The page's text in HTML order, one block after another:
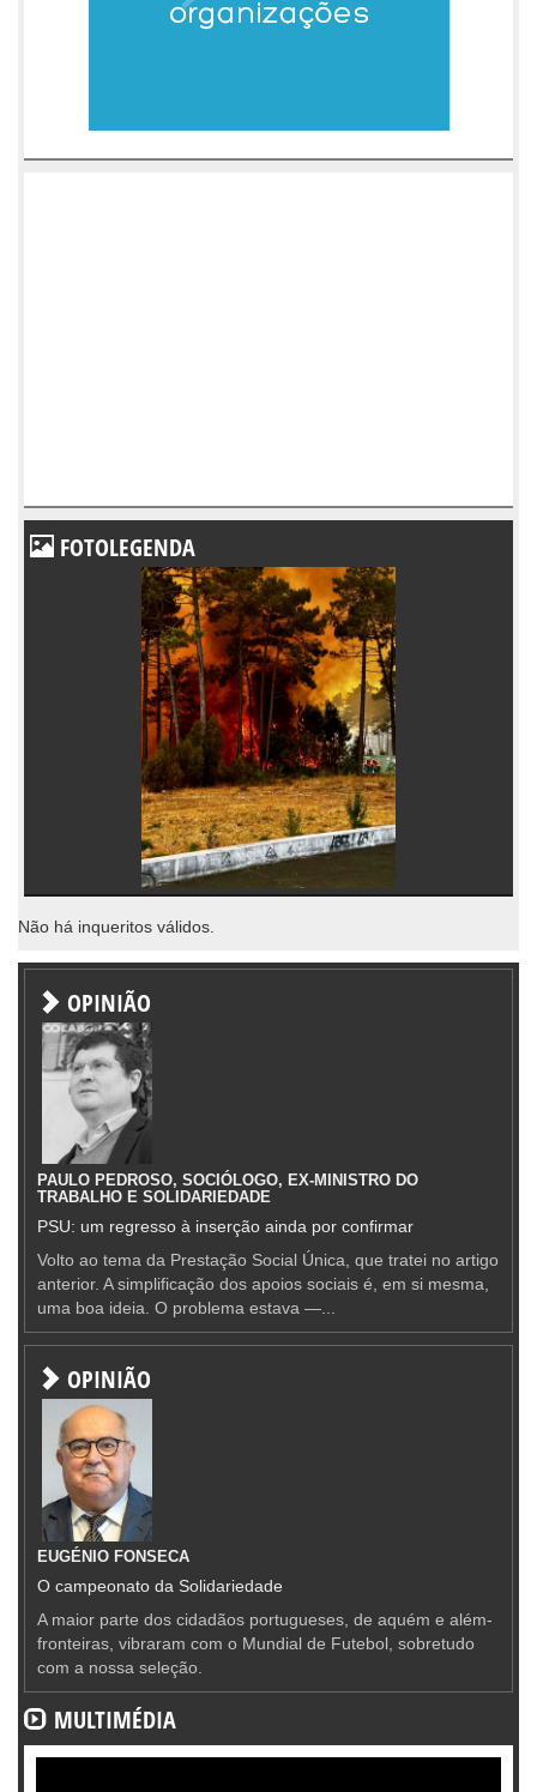
FOTOLEGENDA
Não há inqueritos válidos.
OPINIÃO
PAULO PEDROSO, SOCIÓLOGO, EX-MINISTRO DO
TRABALHO E SOLIDARIEDADE
PSU: um regresso à inserção ainda por confirmar
Volto ao tema da Prestação Social Única, que tratei no artigo
anterior. A simplificação dos apoios sociais é, em si mesma,
uma boa ideia. O problema estava —...
OPINIÃO
EUGÉNIO FONSECA
O campeonato da Solidariedade
A maior parte dos cidadãos portugueses, de aquém e além-
fronteiras, vibraram com o Mundial de Futebol, sobretudo
com a nossa seleção.
MULTIMÉDIA